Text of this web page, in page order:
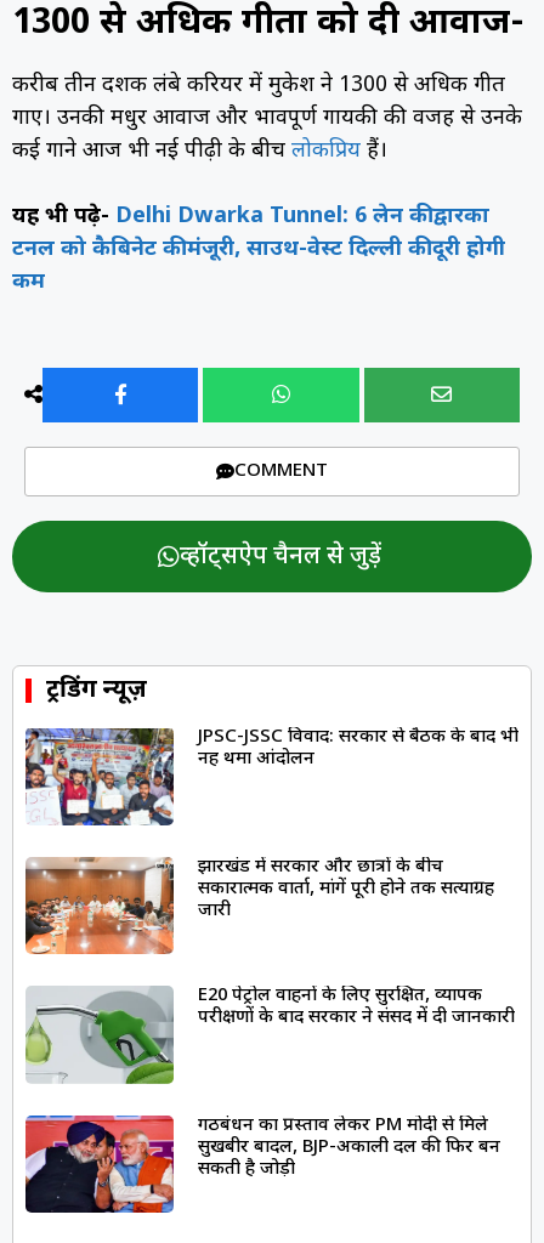
1300 से अधिक गीतों को दी आवाज-
करीब तीन दशक लंबे करियर में मुकेश ने 1300 से अधिक गीत
गाए। उनकी मधुर आवाज और भावपूर्ण गायकी की वजह से उनके
कई गाने आज भी नई पीढ़ी के बीच लोकप्रिय हैं।
यह भी पढ़े- Delhi Dwarka Tunnel: 6 लेन की द्वारका
टनल को कैबिनेट की मंजूरी, साउथ-वेस्ट दिल्ली की दूरी होगी
कम
COMMENT
व्हॉट्सऐप चैनल से जुड़ें
ट्रेंडिंग न्यूज़
JPSC-JSSC विवाद: सरकार से बैठक के बाद भी
नहीं थमा आंदोलन
झारखंड में सरकार और छात्रों के बीच
सकारात्मक वार्ता, मांगें पूरी होने तक सत्याग्रह
जारी
E20 पेट्रोल वाहनों के लिए सुरक्षित, व्यापक
परीक्षणों के बाद सरकार ने संसद में दी जानकारी
गठबंधन का प्रस्ताव लेकर PM मोदी से मिले
सुखबीर बादल, BJP-अकाली दल की फिर बन
सकती है जोड़ी